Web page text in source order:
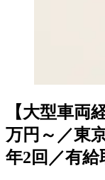
【大型車両
万円～／東
年2回／有給